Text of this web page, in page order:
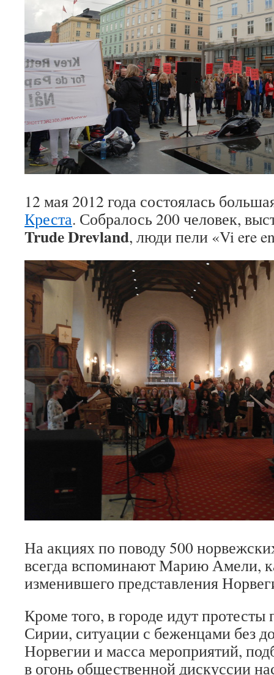
12 мая 2012 года состоялась
Креста. Собралось 200 человек,
Trude Drevland, люди пели «Vi ere
На акциях по поводу 500
всегда вспоминают Марию Амели,
изменившего представления
Кроме того, в городе идут протесты
Сирии, ситуации с беженцами без
Норвегии и масса мероприятий,
в огонь общественной дискуссии